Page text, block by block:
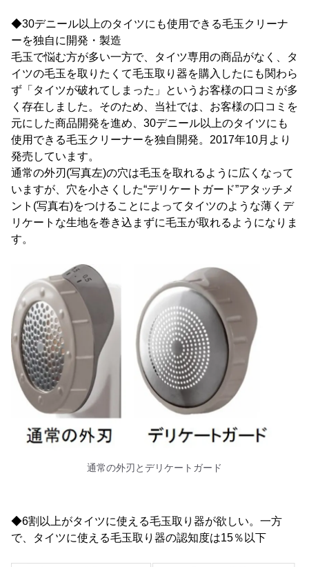
◆30デニール以上のタイツにも使用できる毛玉クリーナ
ーを独自に開発・製造
毛玉で悩む方が多い一方で、タイツ専用の商品がなく、タ
イツの毛玉を取りたくて毛玉取り器を購入したにも関わら
ず「タイツが破れてしまった」というお客様の口コミが多
く存在しました。そのため、当社では、お客様の口コミを
元にした商品開発を進め、30デニール以上のタイツにも
使用できる毛玉クリーナーを独自開発。2017年10月より
発売しています。
通常の外刃(写真左)の穴は毛玉を取れるように広くなって
いますが、穴を小さくした“デリケートガード”アタッチメ
ント(写真右)をつけることによってタイツのような薄くデ
リケートな生地を巻き込まずに毛玉が取れるようになりま
す。
通常の外刃とデリケートガード
◆6割以上がタイツに使える毛玉取り器が欲しい。一方
で、タイツに使える毛玉取り器の認知度は15％以下